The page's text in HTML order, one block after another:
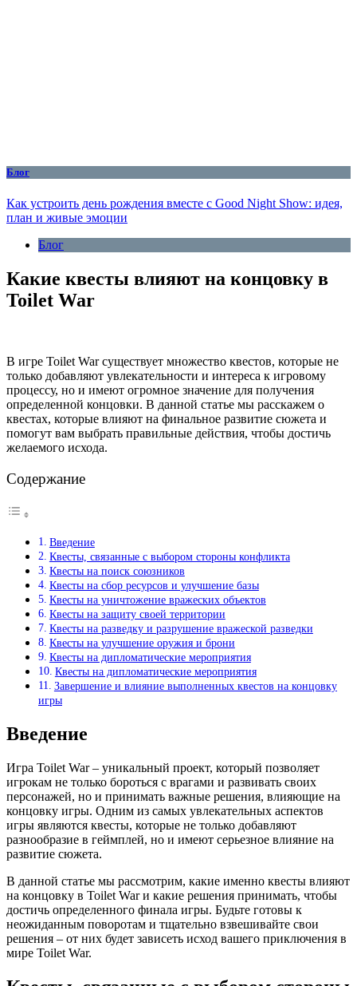
Блог
Как устроить день рождения вместе с Good Night Show: идея,
план и живые эмоции
Блог
Какие квесты влияют на концовку в
Toilet War
В игре Toilet War существует множество квестов, которые не
только добавляют увлекательности и интереса к игровому
процессу, но и имеют огромное значение для получения
определенной концовки. В данной статье мы расскажем о
квестах, которые влияют на финальное развитие сюжета и
помогут вам выбрать правильные действия, чтобы достичь
желаемого исхода.
Содержание
Введение
Квесты, связанные с выбором стороны конфликта
Квесты на поиск союзников
Квесты на сбор ресурсов и улучшение базы
Квесты на уничтожение вражеских объектов
Квесты на защиту своей территории
Квесты на разведку и разрушение вражеской разведки
Квесты на улучшение оружия и брони
Квесты на дипломатические мероприятия
Квесты на дипломатические мероприятия
Завершение и влияние выполненных квестов на концовку
игры
Введение
Игра Toilet War – уникальный проект, который позволяет
игрокам не только бороться с врагами и развивать своих
персонажей, но и принимать важные решения, влияющие на
концовку игры. Одним из самых увлекательных аспектов
игры являются квесты, которые не только добавляют
разнообразие в геймплей, но и имеют серьезное влияние на
развитие сюжета.
В данной статье мы рассмотрим, какие именно квесты влияют
на концовку в Toilet War и какие решения принимать, чтобы
достичь определенного финала игры. Будьте готовы к
неожиданным поворотам и тщательно взвешивайте свои
решения – от них будет зависеть исход вашего приключения в
мире Toilet War.